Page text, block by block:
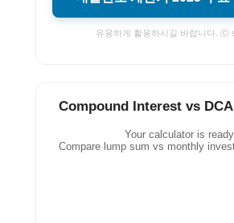
유용하게 활용하시길 바랍니다. ⓒ
Compound Interest vs
Your calculator is ready.
Compare lump sum vs monthly